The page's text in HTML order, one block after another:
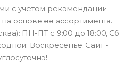
с учетом рекомендации
основе ее ассортимента.
ПН-ПТ с 9:00 до 18:00, Сб
Воскресенье. Сайт -